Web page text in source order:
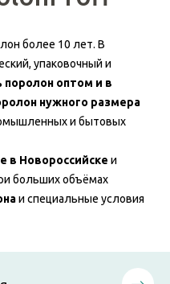
более 10 лет. В
упаковочный и
поролон оптом и в
нужного размера
и бытовых
в Новороссийске и
больших объёмах
и специальные условия